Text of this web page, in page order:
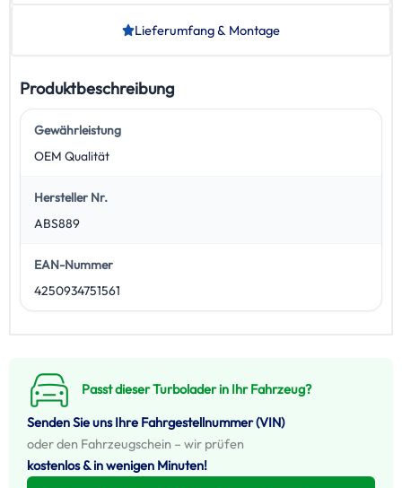
Lieferumfang & Montage
Produktbeschreibung
Gewährleistung
OEM Qualität
Hersteller Nr.
ABS889
EAN-Nummer
4250934751561
Passt dieser Turbolader in Ihr Fahrzeug?
Senden Sie uns Ihre Fahrgestellnummer (VIN)
oder den Fahrzeugschein – wir prüfen
kostenlos & in wenigen Minuten!